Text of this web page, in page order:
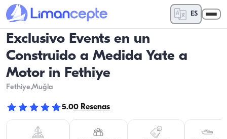
ES
Exclusivo Events en un
Construido a Medida Yate a
Motor in Fethiye
Fethiye,Muğla
5.00 Resenas